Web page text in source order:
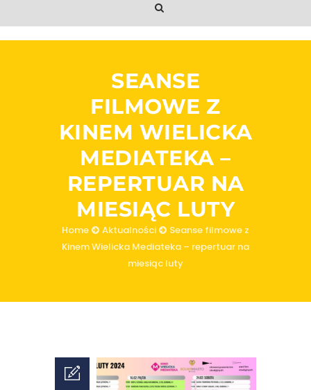
SEANSE
FILMOWE Z
KINEM WIELICKA
MEDIATEKA –
REPERTUAR NA
MIESIĄC LUTY
Home Aktualności
Seanse filmowe z
Kinem Wielicka Mediateka – repertuar na
miesiąc luty